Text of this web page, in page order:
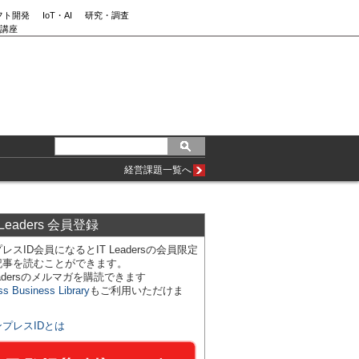
ト開発 IoT・AI
研究・調査
座
経営課題一覧へ
会員登録
スID会員になるとIT Leadersの会員限定
を読むことができます。
のメルマガを購読できます
Business Libraryもご利用いただけま
プレスIDとは